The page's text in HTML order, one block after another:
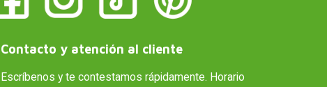
Contacto y atención al cliente
Escríbenos y te contestamos rápidamente. Horario